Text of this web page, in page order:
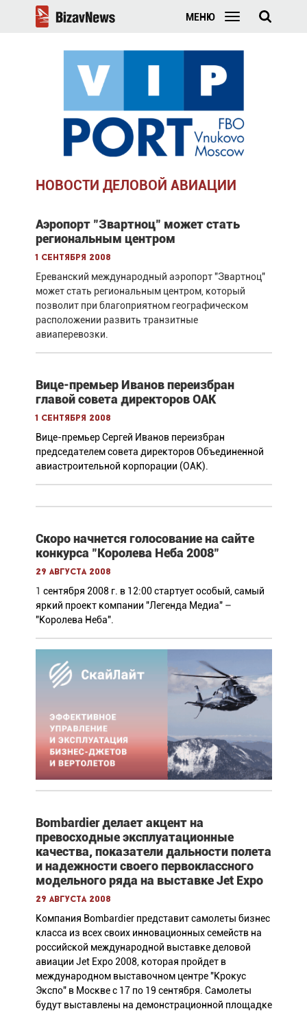
МЕНЮ
НОВОСТИ ДЕЛОВОЙ АВИАЦИИ
Аэропорт "Звартноц" может стать
региональным центром
1 сентября 2008
Ереванский международный аэропорт "Звартноц"
может стать региональным центром, который
позволит при благоприятном географическом
расположении развить транзитные
авиаперевозки.
Вице-премьер Иванов переизбран
главой совета директоров ОАК
1 сентября 2008
Вице-премьер Сергей Иванов переизбран
председателем совета директоров Объединенной
авиастроительной корпорации (ОАК).
Скоро начнется голосование на сайте
конкурса "Королева Неба 2008"
29 августа 2008
1 сентября 2008 г. в 12:00 стартует особый, самый
яркий проект компании "Легенда Медиа" –
"Королева Неба".
Bombardier делает акцент на
превосходные эксплуатационные
качества, показатели дальности полета
и надежности своего первоклассного
модельного ряда на выставке Jet Expo
29 августа 2008
Компания Bombardier представит самолеты бизнес
класса из всех своих инновационных семейств на
российской международной выставке деловой
авиации Jet Expo 2008, которая пройдет в
международном выставочном центре "Крокус
Экспо" в Москве с 17 по 19 сентября. Самолеты
будут выставлены на демонстрационной площадке